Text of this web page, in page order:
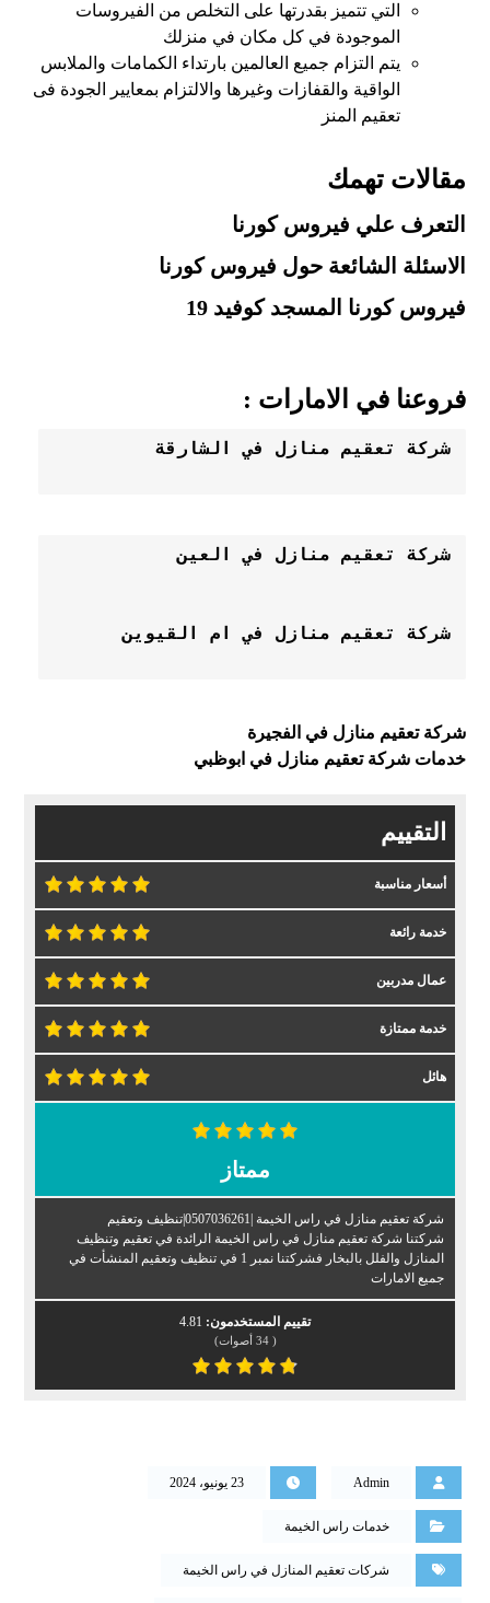
التي تتميز بقدرتها على التخلص من الفيروسات
الموجودة في كل مكان في منزلك
يتم التزام جميع العالمين بارتداء الكمامات والملابس
الواقية والقفازات وغيرها والالتزام بمعايير الجودة فى
تعقيم المنز
مقالات تهمك
التعرف علي فيروس كورنا
الاسئلة الشائعة حول فيروس كورنا
فيروس كورنا المسجد كوفيد 19
فروعنا في الامارات :
شركة تعقيم منازل في العين
شركة تعقيم منازل في الفجيرة
خدمات شركة تعقيم منازل في ابوظبي
التقييم
أسعار مناسبة
خدمة رائعة
عمال مدربين
خدمة ممتازة
هائل
ممتاز
شركة تعقيم منازل في راس الخيمة |0507036261|تنظيف وتعقيم
شركتنا شركة تعقيم منازل في راس الخيمة الرائدة في تعقيم وتنظيف
المنازل والفلل بالبخار فشركتنا نمبر 1 في تنظيف وتعقيم المنشأت في
جميع الامارات
تقييم المستخدمون: 4.81
(
34 أصوات)
Admin 23 يونيو، 2024
خدمات راس الخيمة
شركات تعقيم المنازل في راس الخيمة